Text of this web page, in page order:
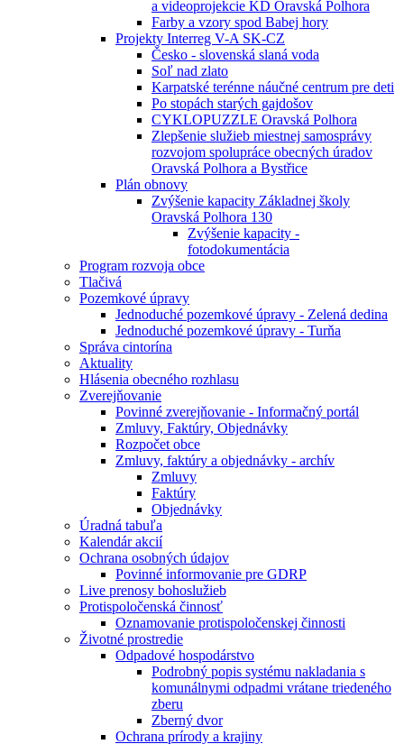
a videoprojekcie KD Oravská Polhora
Farby a vzory spod Babej hory
Projekty Interreg V-A SK-CZ
Česko - slovenská slaná voda
Soľ nad zlato
Karpatské terénne náučné centrum pre deti
Po stopách starých gajdošov
CYKLOPUZZLE Oravská Polhora
Zlepšenie služieb miestnej samosprávy
rozvojom spolupráce obecných úradov
Oravská Polhora a Bystřice
Plán obnovy
Zvýšenie kapacity Základnej školy
Oravská Polhora 130
Zvýšenie kapacity -
fotodokumentácia
Program rozvoja obce
Tlačivá
Pozemkové úpravy
Jednoduché pozemkové úpravy - Zelená dedina
Jednoduché pozemkové úpravy - Turňa
Správa cintorína
Aktuality
Hlásenia obecného rozhlasu
Zverejňovanie
Povinné zverejňovanie - Informačný portál
Zmluvy, Faktúry, Objednávky
Rozpočet obce
Zmluvy, faktúry a objednávky - archív
Zmluvy
Faktúry
Objednávky
Úradná tabuľa
Kalendár akcií
Ochrana osobných údajov
Povinné informovanie pre GDRP
Live prenosy bohoslužieb
Protispoločenská činnosť
Oznamovanie protispoločenskej činnosti
Životné prostredie
Odpadové hospodárstvo
Podrobný popis systému nakladania s
komunálnymi odpadmi vrátane triedeného
zberu
Zberný dvor
Ochrana prírody a krajiny